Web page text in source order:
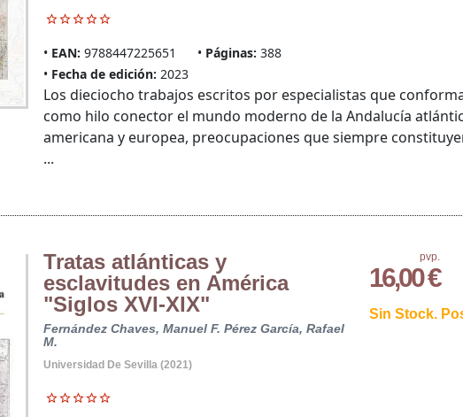
EAN: 9788447225651 Páginas: 388
Fecha de edición: 2023
Los dieciocho trabajos escritos por especialistas que
como hilo conector el mundo moderno de la Andalucía
americana y europea, preocupaciones que siempre
...
Tratas atlánticas y
esclavitudes en América
"Siglos XVI-XIX"
Fernández Chaves, Manuel F. Pérez García, Rafael
M.
Universidad De Sevilla (2021)
pvp.
16,00 €
Sin Stock.